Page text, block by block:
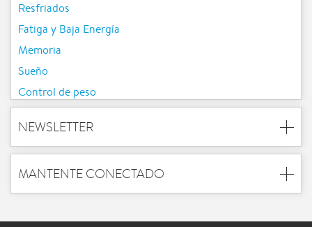
Resfriados
Fatiga y Baja Energía
Memoria
Sueño
Control de peso
NEWSLETTER
MANTENTE CONECTADO